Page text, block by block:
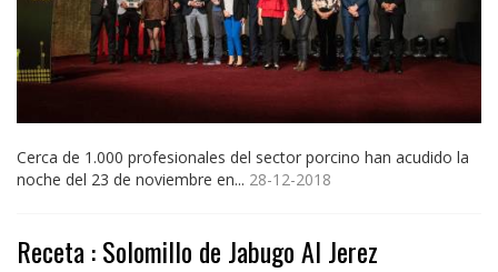
Cerca de 1.000 profesionales del sector porcino han acudido la
noche del 23 de noviembre en... 28-12-2018
Receta : Solomillo de Jabugo Al Jerez